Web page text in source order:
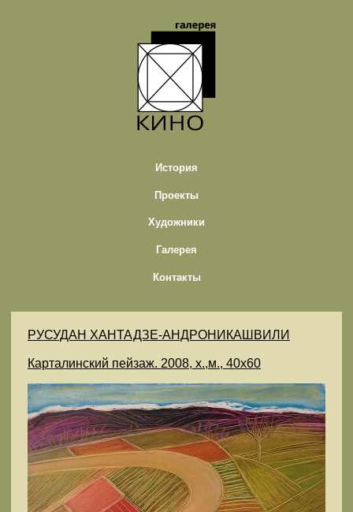
История
Проекты
Художники
Галерея
Контакты
РУСУДАН ХАНТАДЗЕ-АНДРОНИКАШВИЛИ
Карталинский пейзаж. 2008, х.,м., 40х60